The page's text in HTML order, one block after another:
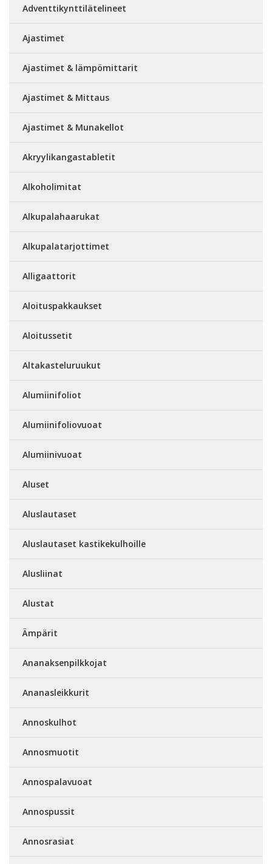
Adventtikynttilätelineet
Ajastimet
Ajastimet & lämpömittarit
Ajastimet & Mittaus
Ajastimet & Munakellot
Akryylikangastabletit
Alkoholimitat
Alkupalahaarukat
Alkupalatarjottimet
Alligaattorit
Aloituspakkaukset
Aloitussetit
Altakasteluruukut
Alumiinifoliot
Alumiinifoliovuoat
Alumiinivuoat
Aluset
Aluslautaset
Aluslautaset kastikekulhoille
Alusliinat
Alustat
Ämpärit
Ananaksenpilkkojat
Ananasleikkurit
Annoskulhot
Annosmuotit
Annospalavuoat
Annospussit
Annosrasiat